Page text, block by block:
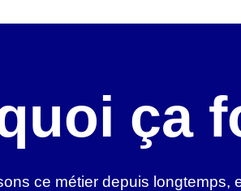
ça
ce métier depuis